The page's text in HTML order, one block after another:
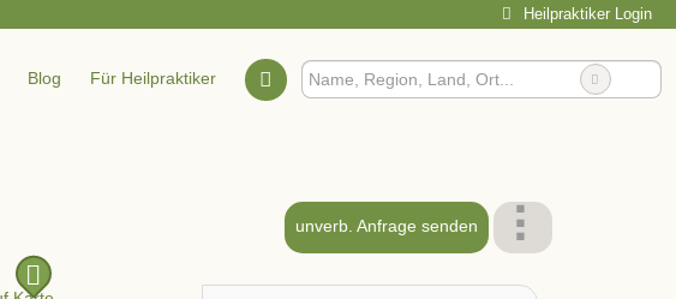
Heilpraktiker Login
Blog Für Heilpraktiker
unverb. Anfrage senden